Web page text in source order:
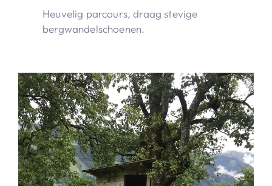
Heuvelig parcours, draag stevige
bergwandelschoenen.